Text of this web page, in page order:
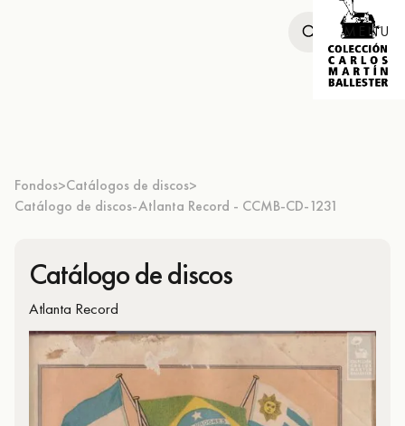
MENU
Fondos>Catálogos de discos>
Catálogo de discos-Atlanta Record - CCMB-CD-1231
Catálogo de discos
Atlanta Record